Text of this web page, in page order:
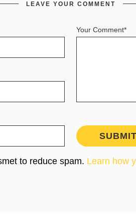
LEAVE YOUR COMMENT
Your Comment*
to reduce spam. Learn how